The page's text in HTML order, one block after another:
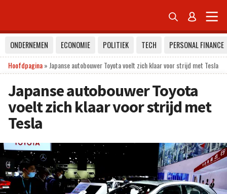
 
ONDERNEMEN ECONOMIE POLITIEK TECH
PERSONAL FINANCE
Hoofdpagina» Japanse autobouwer Toyota voelt zich klaar voor strijd met Tesla
Japanse autobouwer Toyota
voelt zich klaar voor strijd met
Tesla